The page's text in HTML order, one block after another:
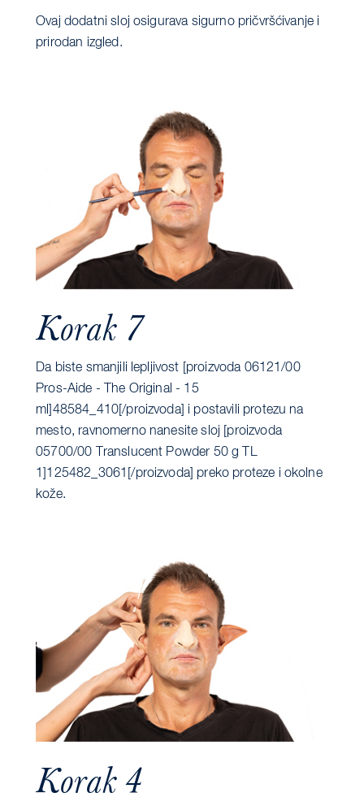
Ovaj dodatni sloj osigurava sigurno pričvršćivanje i
prirodan izgled.
Korak 7
Da biste smanjili lepljivost [proizvoda 06121/00
Pros-Aide - The Original - 15
ml]48584_410[/proizvoda] i postavili protezu na
mesto, ravnomerno nanesite sloj [proizvoda
05700/00 Translucent Powder 50 g TL
1]125482_3061[/proizvoda] preko proteze i okolne
kože.
Korak 4